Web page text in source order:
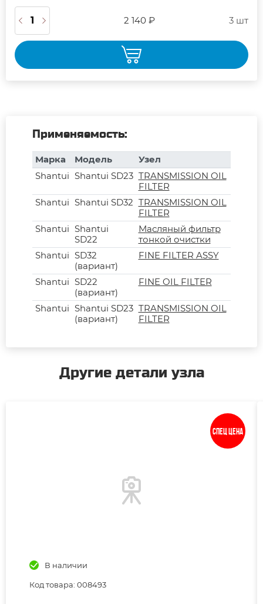
2 140 ₽ 3 шт
Применяемость:
Марка Модель
Узел
Shantui Shantui SD23 TRANSMISSION OIL
FILTER
Shantui Shantui SD32 TRANSMISSION OIL
FILTER
Shantui Shantui
SD22
Масляный фильтр
тонкой очистки
Shantui SD32
(вариант)
FINE FILTER ASSY
Shantui SD22
(вариант)
FINE OIL FILTER
Shantui Shantui SD23
(вариант)
TRANSMISSION OIL
FILTER
Другие детали узла
Спец цена
В наличии
Код товара: 008493